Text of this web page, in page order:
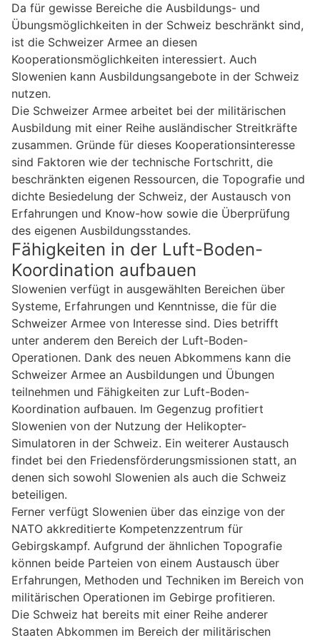
Da für gewisse Bereiche die Ausbildungs- und
Übungsmöglichkeiten in der Schweiz beschränkt sind,
ist die Schweizer Armee an diesen
Kooperationsmöglichkeiten interessiert. Auch
Slowenien kann Ausbildungsangebote in der Schweiz
nutzen.
Die Schweizer Armee arbeitet bei der militärischen
Ausbildung mit einer Reihe ausländischer Streitkräfte
zusammen. Gründe für dieses Kooperationsinteresse
sind Faktoren wie der technische Fortschritt, die
beschränkten eigenen Ressourcen, die Topografie und
dichte Besiedelung der Schweiz, der Austausch von
Erfahrungen und Know-how sowie die Überprüfung
des eigenen Ausbildungsstandes.
Fähigkeiten in der Luft-Boden-
Koordination aufbauen
Slowenien verfügt in ausgewählten Bereichen über
Systeme, Erfahrungen und Kenntnisse, die für die
Schweizer Armee von Interesse sind. Dies betrifft
unter anderem den Bereich der Luft-Boden-
Operationen. Dank des neuen Abkommens kann die
Schweizer Armee an Ausbildungen und Übungen
teilnehmen und Fähigkeiten zur Luft-Boden-
Koordination aufbauen. Im Gegenzug profitiert
Slowenien von der Nutzung der Helikopter-
Simulatoren in der Schweiz. Ein weiterer Austausch
findet bei den Friedensförderungsmissionen statt, an
denen sich sowohl Slowenien als auch die Schweiz
beteiligen.
Ferner verfügt Slowenien über das einzige von der
NATO akkreditierte Kompetenzzentrum für
Gebirgskampf. Aufgrund der ähnlichen Topografie
können beide Parteien von einem Austausch über
Erfahrungen, Methoden und Techniken im Bereich von
militärischen Operationen im Gebirge profitieren.
Die Schweiz hat bereits mit einer Reihe anderer
Staaten Abkommen im Bereich der militärischen